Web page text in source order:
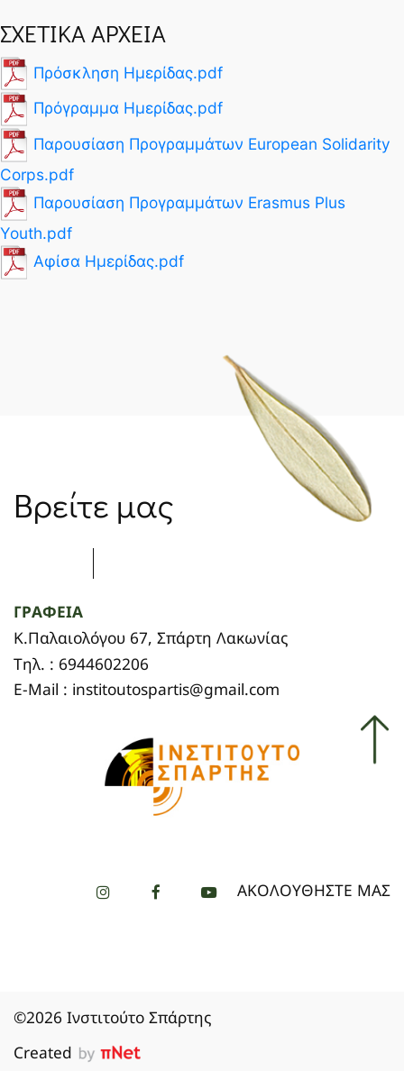
ΣΧΕΤΙΚΑ ΑΡΧΕΙΑ
Πρόσκληση Ημερίδας.pdf
Πρόγραμμα Ημερίδας.pdf
Παρουσίαση Προγραμμάτων European Solidarity
Corps.pdf
Παρουσίαση Προγραμμάτων Erasmus Plus
Youth.pdf
Αφίσα Ημερίδας.pdf
Βρείτε μας
ΓΡΑΦΕΙΑ
Κ.Παλαιολόγου 67, Σπάρτη Λακωνίας
Τηλ. : 6944602206
E-Mail : institoutospartis@gmail.com
ΑΚΟΛΟΥΘΗΣΤΕ ΜΑΣ
©2026 Ινστιτούτο Σπάρτης
Created